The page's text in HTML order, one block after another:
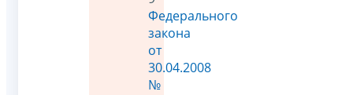
Федерального
закона
от
30.04.2008
№